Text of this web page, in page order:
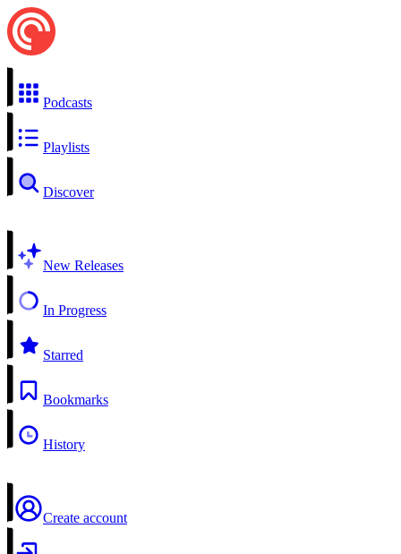
Podcasts
Playlists
Discover
New Releases
In Progress
Starred
Bookmarks
History
Create account